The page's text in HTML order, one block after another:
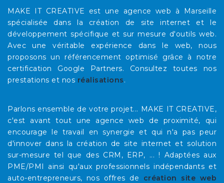
MAKE IT CREATIVE est une agence web à Marseille
spécialisée dans la création de site internet et le
développement spécifique et sur mesure d'outils web.
Avec une véritable expérience dans le web, nous
proposons un référencement optimisé grâce à notre
certification Google Partners. Consultez toutes nos
prestations et nos réalisations.
Parlons ensemble de votre projet... MAKE IT CREATIVE,
c'est avant tout une agence web de proximité, qui
encourage le travail en synergie et qui n'a pas peur
d'innover dans la création de site internet et solution
sur-mesure tel que des CRM, ERP, ... ! Adaptées aux
PME/PMI ainsi qu'aux professionnels indépendants et
auto-entrepreneurs, nos offres de création site web